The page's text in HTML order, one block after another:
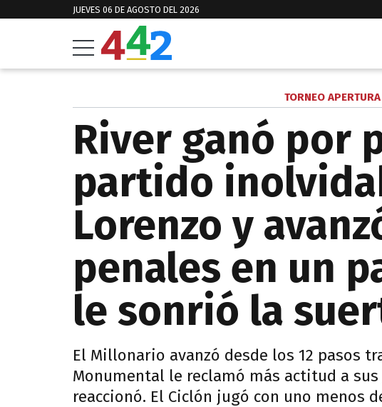
JUEVES 06 DE AGOSTO DEL 2026
TORNEO
River ganó por
partido
Lorenzo y
penales en un
le sonrió la
El Millonario avanzó desde los 12 pasos
Monumental le reclamó más actitud a
reaccionó. El Ciclón jugó con uno menos